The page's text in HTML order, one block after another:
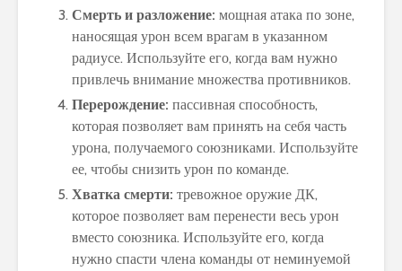
Смерть и разложение: мощная атака по зоне,
наносящая урон всем врагам в указанном
радиусе. Используйте его, когда вам нужно
привлечь внимание множества противников.
Перерождение: пассивная способность,
которая позволяет вам принять на себя часть
урона, получаемого союзниками. Используйте
ее, чтобы снизить урон по команде.
Хватка смерти: тревожное оружие ДК,
которое позволяет вам перенести весь урон
вместо союзника. Используйте его, когда
нужно спасти члена команды от неминуемой